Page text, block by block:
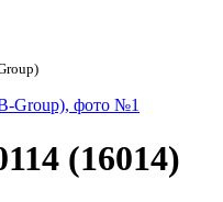
(16014)